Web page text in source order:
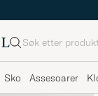
Søk
Sko Assesoarer